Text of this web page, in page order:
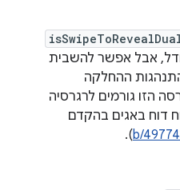
אבל אפשר להשבית
ההחלקה
גורמים לרגרסיה
באגים בהקדם
b/
).